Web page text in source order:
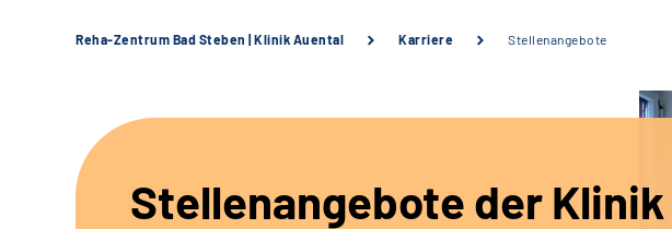
Reha-Zentrum Bad Steben | Klinik Auental Karriere Stellenangebote
Stellenangebote der Klinik